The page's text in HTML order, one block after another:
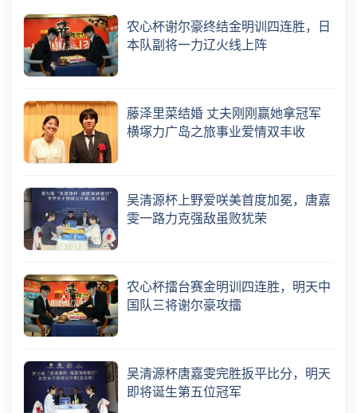
农心杯谢尔豪终结金明训四连胜，日
本队副将一力辽火线上阵
藤泽里菜结婚 丈夫刚刚赢她拿冠军
横塚力广岛之旅事业爱情双丰收
吴清源杯上野爱咲美首度加冕，唐嘉
雯一路力克强敌虽败犹荣
农心杯擂台赛金明训四连胜，明天中
国队三将谢尔豪攻擂
吴清源杯唐嘉雯完胜扳平比分，明天
即将诞生第五位冠军